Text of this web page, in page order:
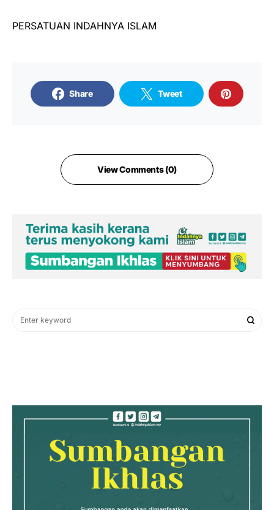
PERSATUAN INDAHNYA ISLAM
Share Tweet
View Comments (0)